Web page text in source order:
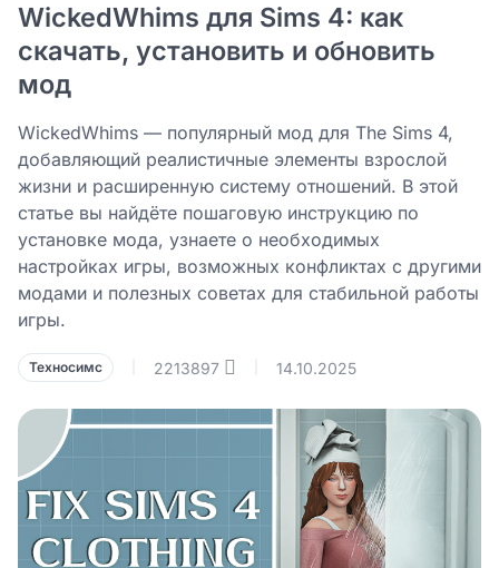
WickedWhims для Sims 4: как
скачать, установить и обновить
мод
WickedWhims — популярный мод для The Sims 4,
добавляющий реалистичные элементы взрослой
жизни и расширенную систему отношений. В этой
статье вы найдёте пошаговую инструкцию по
установке мода, узнаете о необходимых
настройках игры, возможных конфликтах с другими
модами и полезных советах для стабильной работы
игры.
Техносимс 2213897 14.10.2025